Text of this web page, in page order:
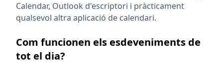
Calendar, Outlook d'escriptori i pràcticament
qualsevol altra aplicació de calendari.
Com funcionen els esdeveniments de
tot el dia?